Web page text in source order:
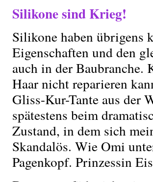
Silikone sind Krieg!
Silikone haben übrigens
Eigenschaften und den
auch in der Baubranche.
Haar nicht reparieren
Gliss-Kur-Tante aus der
spätestens beim
Zustand, in dem sich
Skandalös. Wie Omi
Pagenkopf. Prinzessin